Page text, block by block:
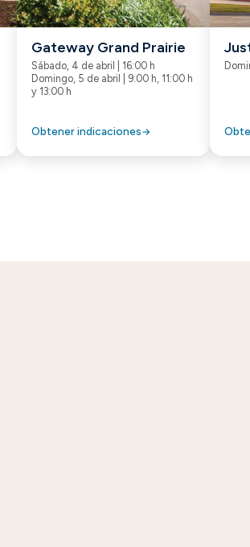
Gateway Grand Prairie
Sábado, 4 de abril | 16:00 h
Domingo, 5 de abril | 9:00 h, 11:00 h
y 13:00 h
Obtener indicaciones